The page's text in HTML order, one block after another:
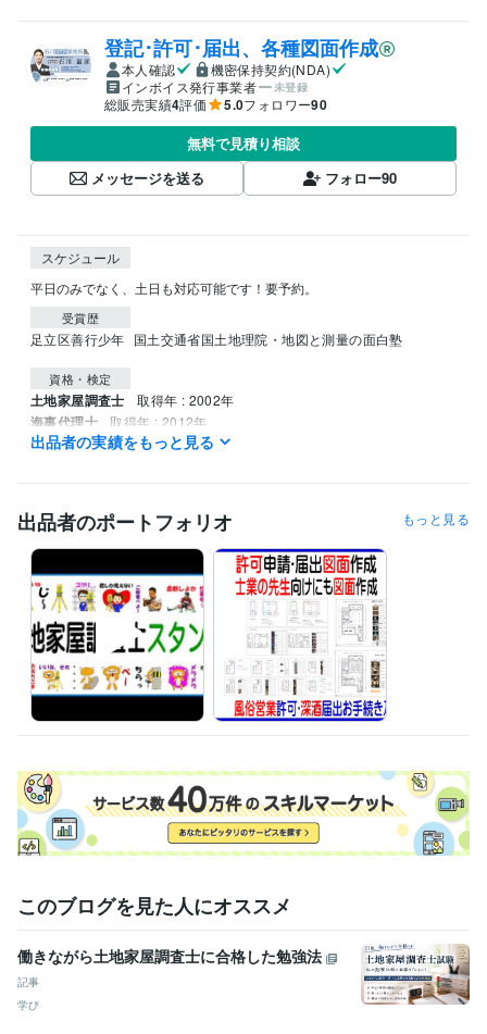
登記･許可･届出、各種図面作成
本人確認
機密保持契約(NDA)
インボイス発行事業者
未登録
総販売実績4評価 5.0フォロワー90
無料で見積り相談
メッセージを送る
フォロー90
スケジュール
平日のみでなく、土日も対応可能です！要予約。
受賞歴
足立区善行少年 国土交通省国土地理院・地図と測量の面白塾
資格・検定
土地家屋調査士 取得年 : 2002年
海事代理士 取得年 : 2012年
宅地建物取引士 取得年 : 1995年
１級船舶免許＜小型船舶操縦士＞ 取得年 : 2013年
損害保険代理店上級資格
得意分野
ビジネス代行・事務代行 登記･許可･届出、各種図面作成
建物表題登記、図面
出品者の実績をもっと見る
出品者のポートフォリオ もっと見る
このブログを見た人にオススメ
働きながら土地家屋調査士に合格した勉強法
記事
学び